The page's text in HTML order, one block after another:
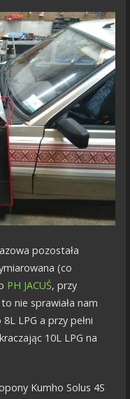
pozostała
(co
PH JACUŚ, przy
nie sprawiała nam
LPG a przy pełni
10L LPG na
Kumho Solus 4S